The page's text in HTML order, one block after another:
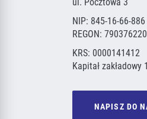
NIP: 845-16-66-886
REGON: 790376220
KRS: 0000141412
Kapitał zakładowy
NAPISZ DO